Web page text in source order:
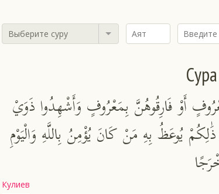
Выберите суру
أَوْ فَارِقُوهُنَّ بِمَعْرُوفٍ وَأَشْهِدُوا ذَوَيْ
يُوعَظُ بِهِ مَنْ كَانَ يُؤْمِنُ بِاللَّهِ وَالْيَوْمِ
Кулиев